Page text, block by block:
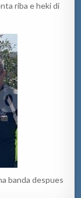
riba e heki di
banda despues